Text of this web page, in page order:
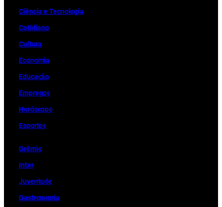
Ciência e Tecnologia
Cotidiano
Cultura
Economia
Educação
Empregos
Horóscopo
Esportes
Grêmio
Inter
Juventude
Gastronomia